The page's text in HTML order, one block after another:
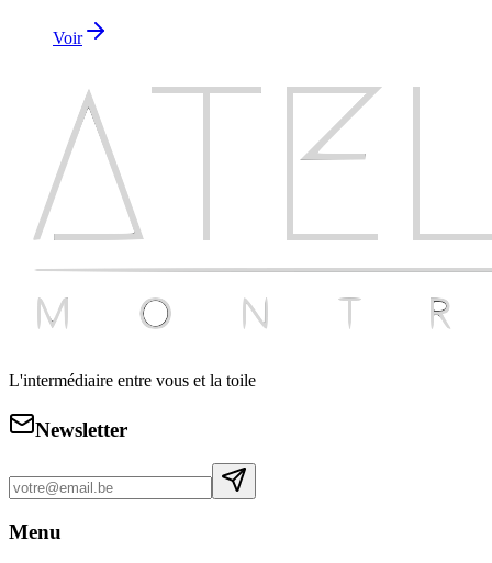
Voir
L'intermédiaire entre vous et la toile
Newsletter
Menu